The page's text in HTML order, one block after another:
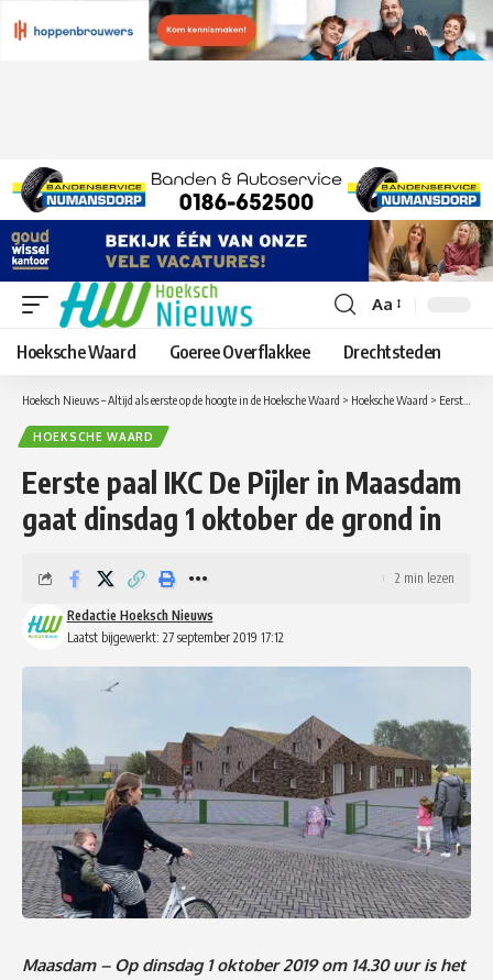
Lettergrootte
aanpassen
Aa
Hoeksche Waard Goeree Overflakkee Drechtsteden
Hoeksch Nieuws – Altijd als eerste op de hoogte in de Hoeksche Waard > Hoeksche Waard > Eerste paal IKC De Pijler in Maasdam gaat dinsdag 1 oktober de grond in
HOEKSCHE WAARD
Eerste paal IKC De Pijler in Maasdam
gaat dinsdag 1 oktober de grond in
Laatst bijgewerkt: 27 september 2019 17:12
Redactie Hoeksch Nieuws
2 min lezen
Maasdam – Op dinsdag 1 oktober 2019 om 14.30 uur is het